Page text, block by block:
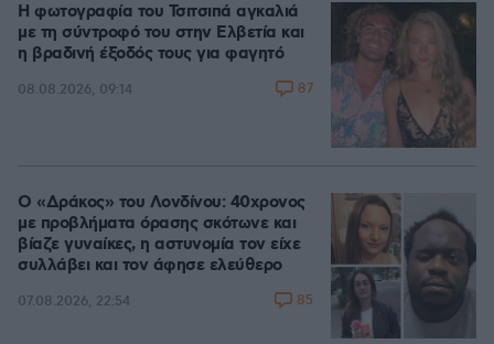
Η φωτογραφία του Τσιτσιπά αγκαλιά
με τη σύντροφό του στην Ελβετία και
η βραδινή έξοδός τους για φαγητό
08.08.2026, 09:14 87
Ο «Δράκος» του Λονδίνου: 40χρονος
με προβλήματα όρασης σκότωνε και
βίαζε γυναίκες, η αστυνομία τον είχε
συλλάβει και τον άφησε ελεύθερο
07.08.2026, 22:54 85